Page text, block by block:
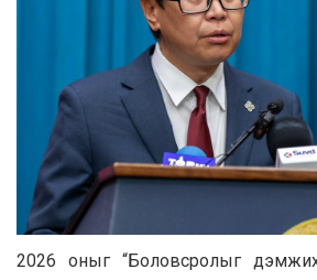
2026 оныг “Боловсролыг